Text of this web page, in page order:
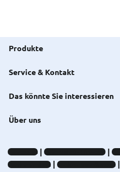
Produkte
Service & Kontakt
Das könnte Sie interessieren
Über uns
Impressum Datenschutz-Hinweise
Barrierefreiheit
Cookie-Einstellungen